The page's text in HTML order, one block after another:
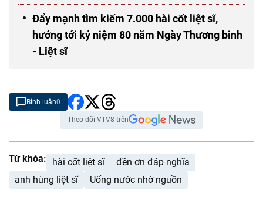
Đẩy mạnh tìm kiếm 7.000 hài cốt liệt sĩ,
hướng tới kỷ niệm 80 năm Ngày Thương binh
- Liệt sĩ
Bình luận0
Theo dõi VTV8 trên
Từ khóa: hài cốt liệt sĩ
đền ơn đáp nghĩa
anh hùng liệt sĩ
Uống nước nhớ nguồn